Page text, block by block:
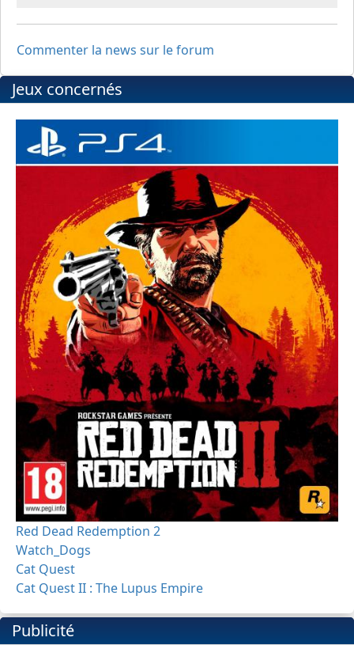
Commenter la news sur le forum
Jeux concernés
Red Dead Redemption 2
Watch_Dogs
Cat Quest
Cat Quest II : The Lupus Empire
Publicité